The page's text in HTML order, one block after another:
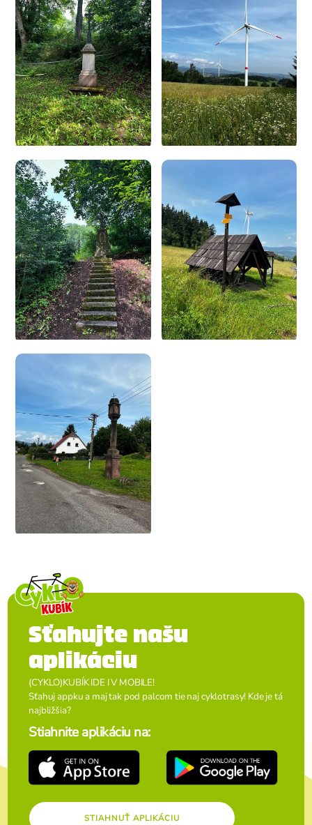
Sťahujte našu
aplikáciu
(CYKLO)KUBÍK IDE I V MOBILE!
Sťahuj appku a maj tak pod palcom tie naj cyklotrasy! Kde je tá
najbližšia?
Stiahnite aplikáciu na:
STIAHNUŤ APLIKÁCIU